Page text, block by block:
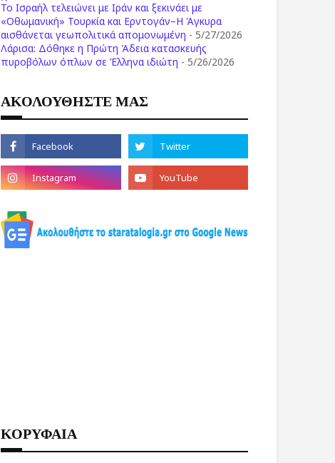
Το Ισραήλ τελειώνει με Ιράν και ξεκινάει με
«Οθωμανική» Τουρκία και Ερντογάν–Η Άγκυρα
αισθάνεται γεωπολιτικά απομονωμένη - 5/27/2026
Λάρισα: Δόθηκε η Πρώτη Άδεια κατασκευής
πυροβόλων όπλων σε Έλληνα ιδιώτη - 5/26/2026
ΑΚΟΛΟΥΘΗΣΤΕ ΜΑΣ
ΚΟΡΥΦΑΙΑ